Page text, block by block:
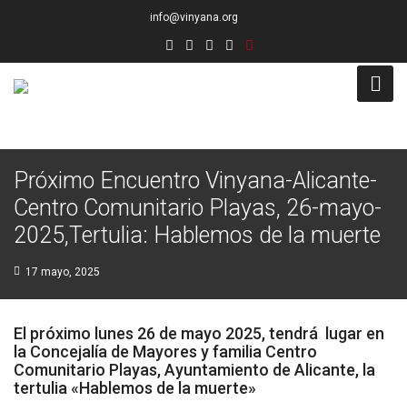
info@vinyana.org
Conócenos
Socios Fundadores
Junta Directiva
Docentes
Socios de Número
Próximo Encuentro Vinyana-Alicante-
Centro Comunitario Playas, 26-mayo-
2025,Tertulia: Hablemos de la muerte
17 mayo, 2025
El próximo lunes 26 de mayo 2025, tendrá lugar en
la Concejalía de Mayores y familia Centro
Comunitario Playas, Ayuntamiento de Alicante, la
tertulia «Hablemos de la muerte»